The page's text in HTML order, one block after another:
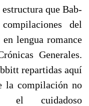
que Bab­
del
lengua romance
Generales.
repartidas aquí
la compilación no
el cuidadoso